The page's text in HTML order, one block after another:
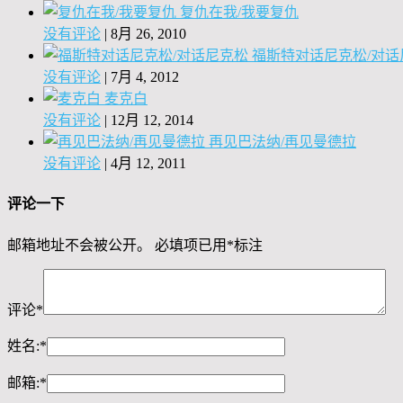
复仇在我/我要复仇
没有评论 | 8月 26, 2010
福斯特对话尼克松/对话
没有评论 | 7月 4, 2012
麦克白
没有评论 | 12月 12, 2014
再见巴法纳/再见曼德拉
没有评论 | 4月 12, 2011
评论一下
邮箱地址不会被公开。 必填项已用 *标注
评论*
姓名:*
邮箱:*